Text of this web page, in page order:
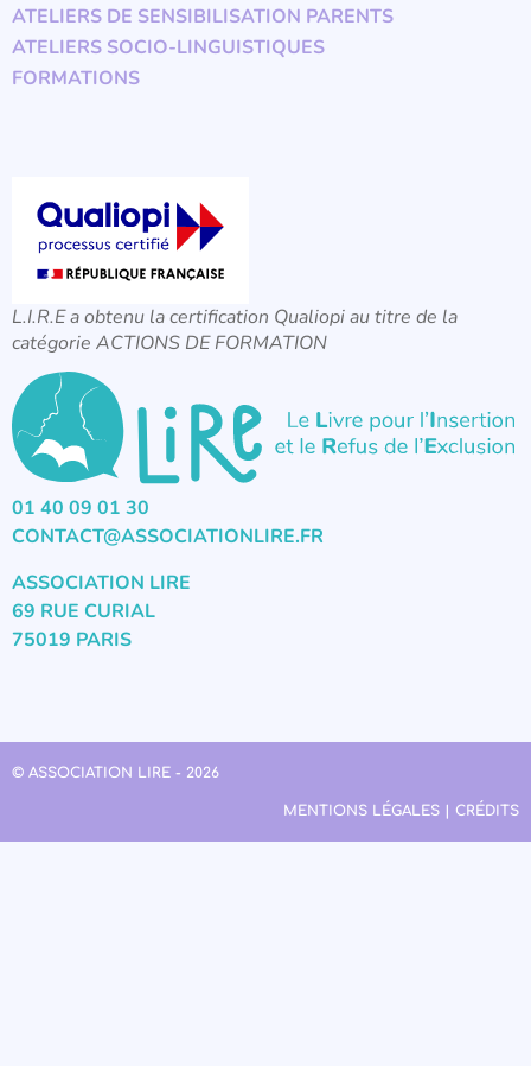
ATELIERS DE SENSIBILISATION PARENTS
ATELIERS SOCIO-LINGUISTIQUES
FORMATIONS
L.I.R.E a obtenu la certification Qualiopi au titre de la
catégorie ACTIONS DE FORMATION
01 40 09 01 30
CONTACT@ASSOCIATIONLIRE.FR
ASSOCIATION LIRE
69 RUE CURIAL
75019 PARIS
© ASSOCIATION LIRE - 2026
MENTIONS LÉGALES | CRÉDITS